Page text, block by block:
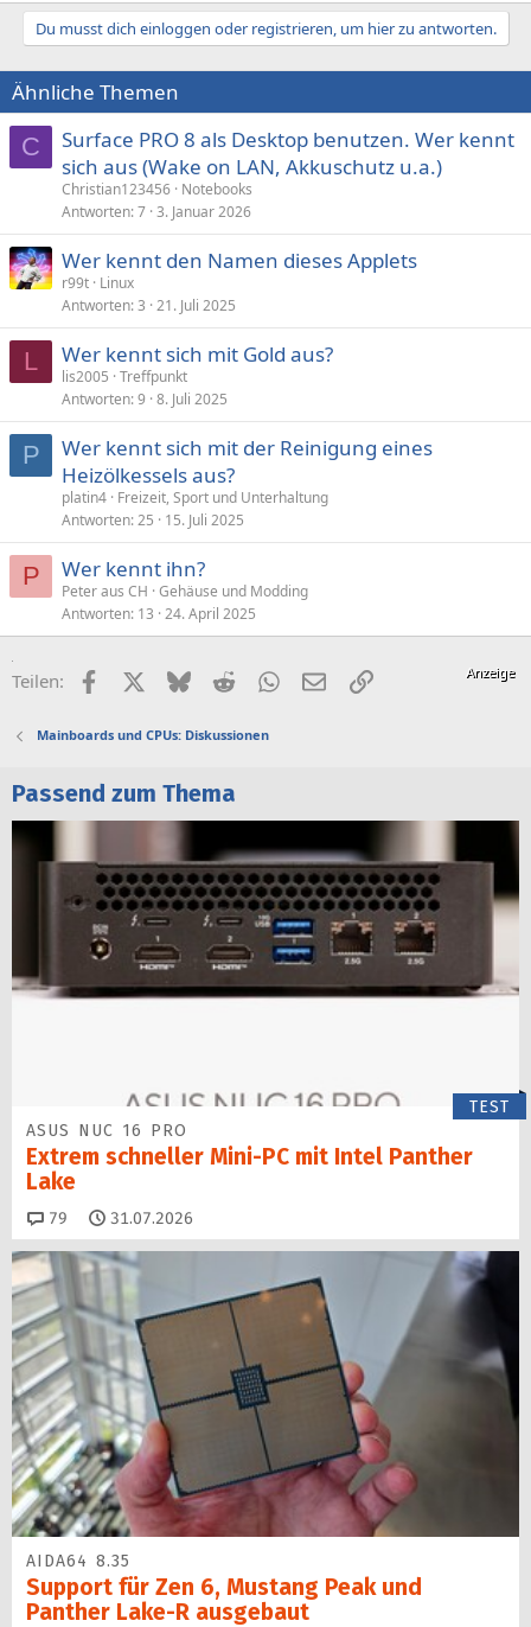
Du musst dich einloggen oder registrieren, um hier zu antworten.
Ähnliche Themen
C
Surface PRO 8 als Desktop benutzen. Wer kennt
sich aus (Wake on LAN, Akkuschutz u.a.)
Christian123456 Notebooks
Antworten 7 3. Januar 2026
Wer kennt den Namen dieses Applets
r99t Linux
Antworten 3 21. Juli 2025
L Wer kennt sich mit Gold aus?
lis2005 Treffpunkt
Antworten 9 8. Juli 2025
P
Wer kennt sich mit der Reinigung eines
Heizölkessels aus?
platin4 Freizeit, Sport und Unterhaltung
Antworten 25 15. Juli 2025
P Wer kennt ihn?
Peter aus CH Gehäuse und Modding
Antworten 13 24. April 2025
Teilen: FacebookX (Twitter)
BlueskyRedditWhatsApp
E-MailLink
Mainboards und CPUs: Diskussionen
Passend zum Thema
TEST
ASUS NUC 16 PRO
Extrem schneller Mini-PC mit Intel Panther
Lake
79 Kommentare
31.07.2026
AIDA64 8.35
Support für Zen 6, Mustang Peak und
Panther Lake-R ausgebaut